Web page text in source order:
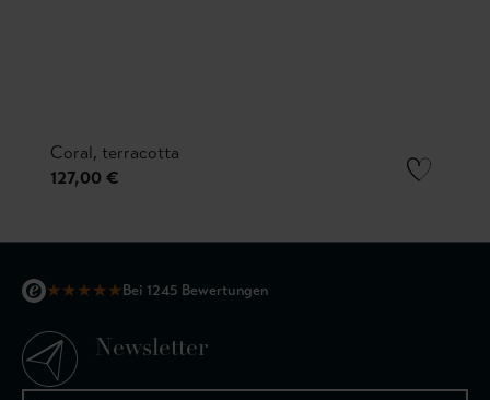
Coral, terracotta
127,00 €
★★★★★Bei 1245 Bewertungen
Newsletter